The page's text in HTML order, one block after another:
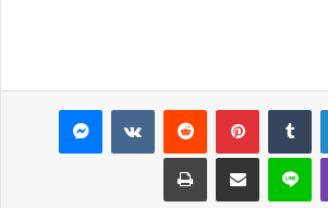
لينكدإن بينتيريست ماسنجر
ڤايبر لاين مشاركة عبر البريد طباعة